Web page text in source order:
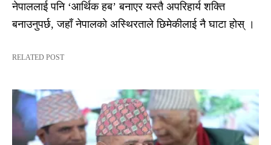
नेपाललाई पनि ‘आर्थिक हब’ बनाएर यस्तै अपरिहार्य शक्ति
बनाउनुपर्छ, जहाँ नेपालको अस्थिरताले छिमेकीलाई नै घाटा होस् ।
RELATED POST